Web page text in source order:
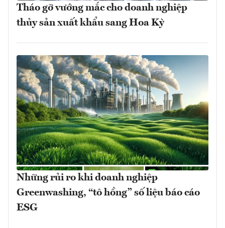
Tháo gỡ vướng mắc cho doanh nghiệp
thủy sản xuất khẩu sang Hoa Kỳ
Những rủi ro khi doanh nghiệp
Greenwashing, “tô hồng” số liệu báo cáo
ESG